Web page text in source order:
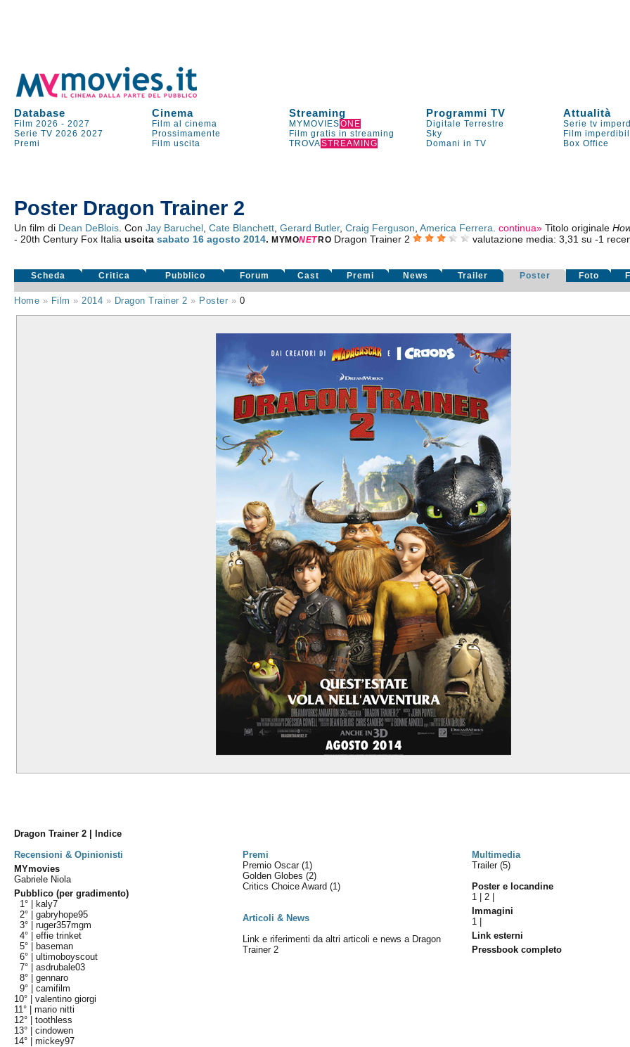
Database Cinema Streaming Programmi TV Attualità
Film 2026 -2027 Film al cinema MYMOVIESONE Digitale Terrestre Serie tv
Serie TV 2026 2027 Prossimamente Film gratis in streaming Sky Film
Premi
Film uscita TROVASTREAMING Domani in TV Box Office
Poster Dragon Trainer 2
Un film di Dean DeBlois . ConJay Baruchel ,Cate Blanchett ,Gerard Butler,Craig Ferguson ,America Ferrera .continua» Titolo originale
- 20th Century Fox Italiauscitasabato 16 agosto 2014.MYMONET RO Dragon Trainer 2 valutazione media: 3,31 su -1
Scheda Critica Pubblico Forum Cast Premi News Trailer Poster Foto
Home » Film » 2014 » Dragon Trainer 2 » Poster » 0
Dragon Trainer 2 | Indice
Recensioni & Opinionisti
Premi Multimedia
MYmovies
Gabriele Niola
Pubblico (per gradimento)
1° |
kaly7
2° |gabryhope95
3° |ruger357mgm
4° |effie trinket
5° |
baseman
6° |ultimoboyscout
7° |asdrubale03
8° |gennaro
9° |camifilm
10° |valentino giorgi
11° |mario nitti
12° |toothless
13° |cindowen
14° |mickey97
Premio Oscar(1)
Golden Globes(2)
Critics Choice Award(1)
Articoli & News
Link e riferimenti da altri articoli e news a Dragon
Trainer 2
Trailer (5)
Poster e locandine
1 |2
Immagini
1
Link esterni
Pressbook completo